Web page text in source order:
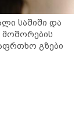
საშიში და
გზები